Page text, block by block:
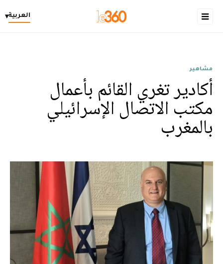
العربية▾
مشاهير
أكادير تغري القائم بأعمال
مكتب الاتصال الإسرائيلي
بالمغرب